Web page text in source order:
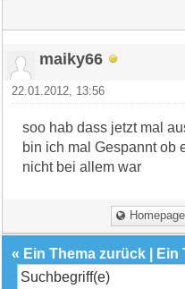
maiky66
22.01.2012, 13:56
soo hab dass jetzt mal
bin ich mal Gespannt ob
nicht bei allem war
Homepage
« Ein Thema zurück Ein